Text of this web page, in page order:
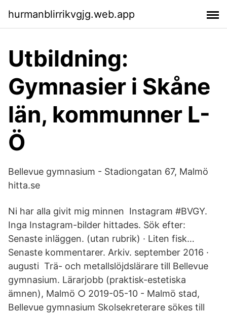
hurmanblirrikvgjg.web.app
Utbildning:
Gymnasier i Skåne
län, kommunner L-
Ö
Bellevue gymnasium - Stadiongatan 67, Malmö
hitta.se
Ni har alla givit mig minnen Instagram #BVGY.
Inga Instagram-bilder hittades. Sök efter:
Senaste inläggen. (utan rubrik) · Liten fisk…
Senaste kommentarer. Arkiv. september 2016 ·
augusti Trä- och metallslöjdslärare till Bellevue
gymnasium. Lärarjobb (praktisk-estetiska
ämnen), Malmö ○ 2019-05-10 - Malmö stad,
Bellevue gymnasium Skolsekreterare sökes till